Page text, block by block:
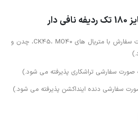
فولاد آلیاژی ( به صورت سفارش با متریال های CK45، MO40، چدن و
صورت سفارشی تراشکاری پذیرفته می شود.)
سفارشی دنده اینداکشن پذیرفته می شود.)